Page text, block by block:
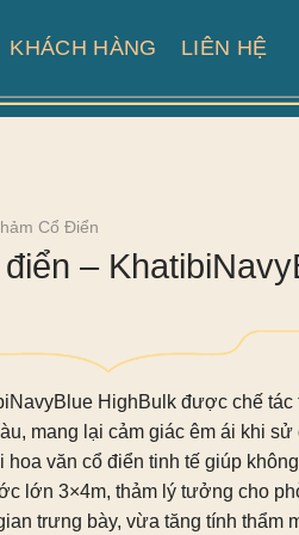
KHÁCH HÀNG LIÊN HỆ
Cổ Điển
–
HighBulk được chế tác
mang lại cảm giác êm ái khi sử
văn cổ điển tinh tế giúp
lớn 3×4m, thảm lý tưởng cho
trưng bày, vừa tăng tính thẩm